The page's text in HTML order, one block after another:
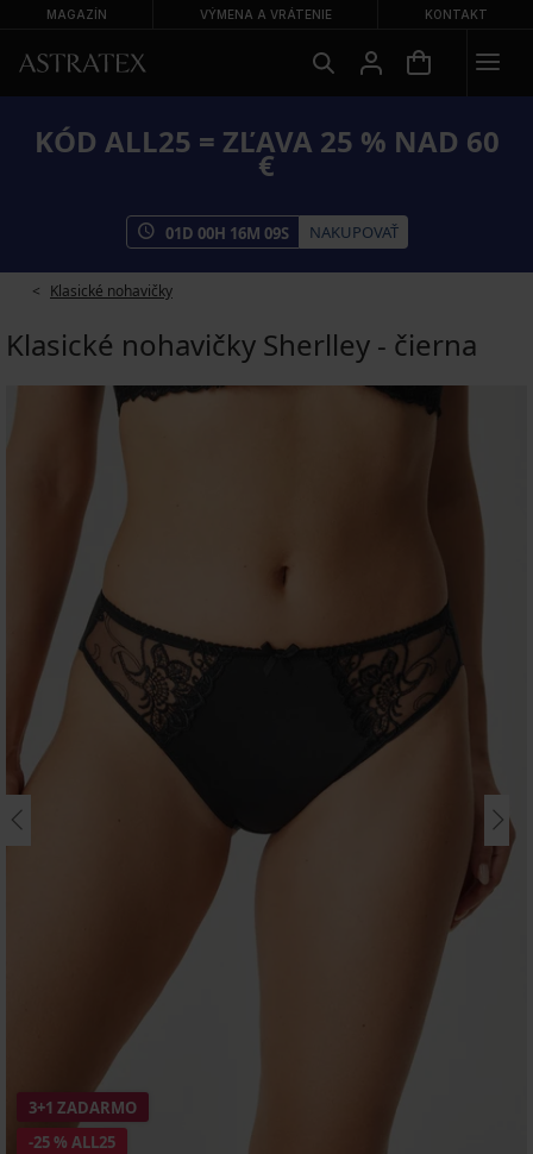
MAGAZÍN VÝMENA A VRÁTENIE KONTAKT
KÓD ALL25 = ZĽAVA 25 % NAD 60
€
01D 00H 16M 09S NAKUPOVAŤ
Klasické nohavičky
Klasické nohavičky Sherlley - čierna
-25 % ALL25
3+1 ZADARMO